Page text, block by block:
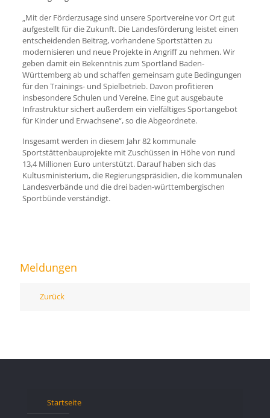
„Mit der Förderzusage sind unsere Sportvereine vor Ort gut
aufgestellt für die Zukunft. Die Landesförderung leistet einen
entscheidenden Beitrag, vorhandene Sportstätten zu
modernisieren und neue Projekte in Angriff zu nehmen. Wir
geben damit ein Bekenntnis zum Sportland Baden-
Württemberg ab und schaffen gemeinsam gute Bedingungen
für den Trainings- und Spielbetrieb. Davon profitieren
insbesondere Schulen und Vereine. Eine gut ausgebaute
Infrastruktur sichert außerdem ein vielfältiges Sportangebot
für Kinder und Erwachsene“, so die Abgeordnete.
Insgesamt werden in diesem Jahr 82 kommunale
Sportstättenbauprojekte mit Zuschüssen in Höhe von rund
13,4 Millionen Euro unterstützt. Darauf haben sich das
Kultusministerium, die Regierungspräsidien, die kommunalen
Landesverbände und die drei baden-württembergischen
Sportbünde verständigt.
Meldungen
Zurück
Startseite